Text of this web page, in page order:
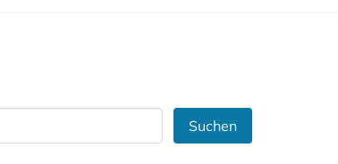
Suchen